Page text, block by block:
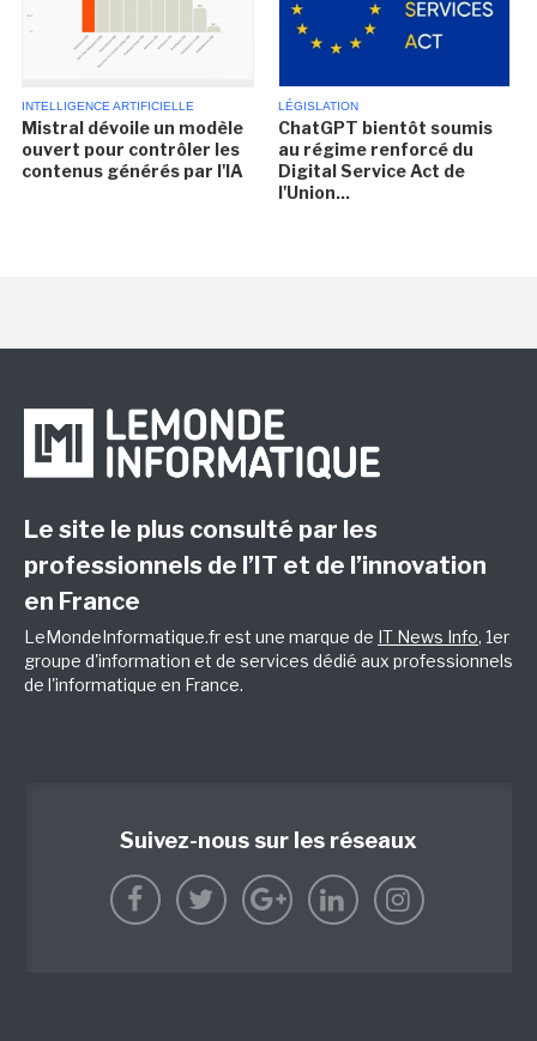
INTELLIGENCE ARTIFICIELLE
Mistral dévoile un modèle
ouvert pour contrôler les
contenus générés par l'IA
LÉGISLATION
ChatGPT bientôt soumis
au régime renforcé du
Digital Service Act de
l'Union...
Le site le plus consulté par les
professionnels de l’IT et de l’innovation
en France
LeMondeInformatique.fr est une marque de IT News Info, 1er
groupe d'information et de services dédié aux professionnels
de l'informatique en France.
Suivez-nous sur les réseaux